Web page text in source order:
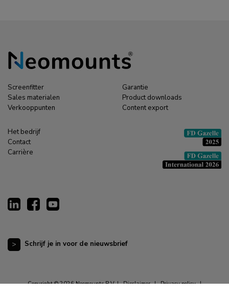
Screenfitter
Sales materialen
Verkooppunten
Garantie
Product downloads
Content export
Het bedrijf
Contact
Carrière
Schrijf je in voor de nieuwsbrief
Copyright © 2026 Neomounts B.V. | Disclaimer | Privacy policy |